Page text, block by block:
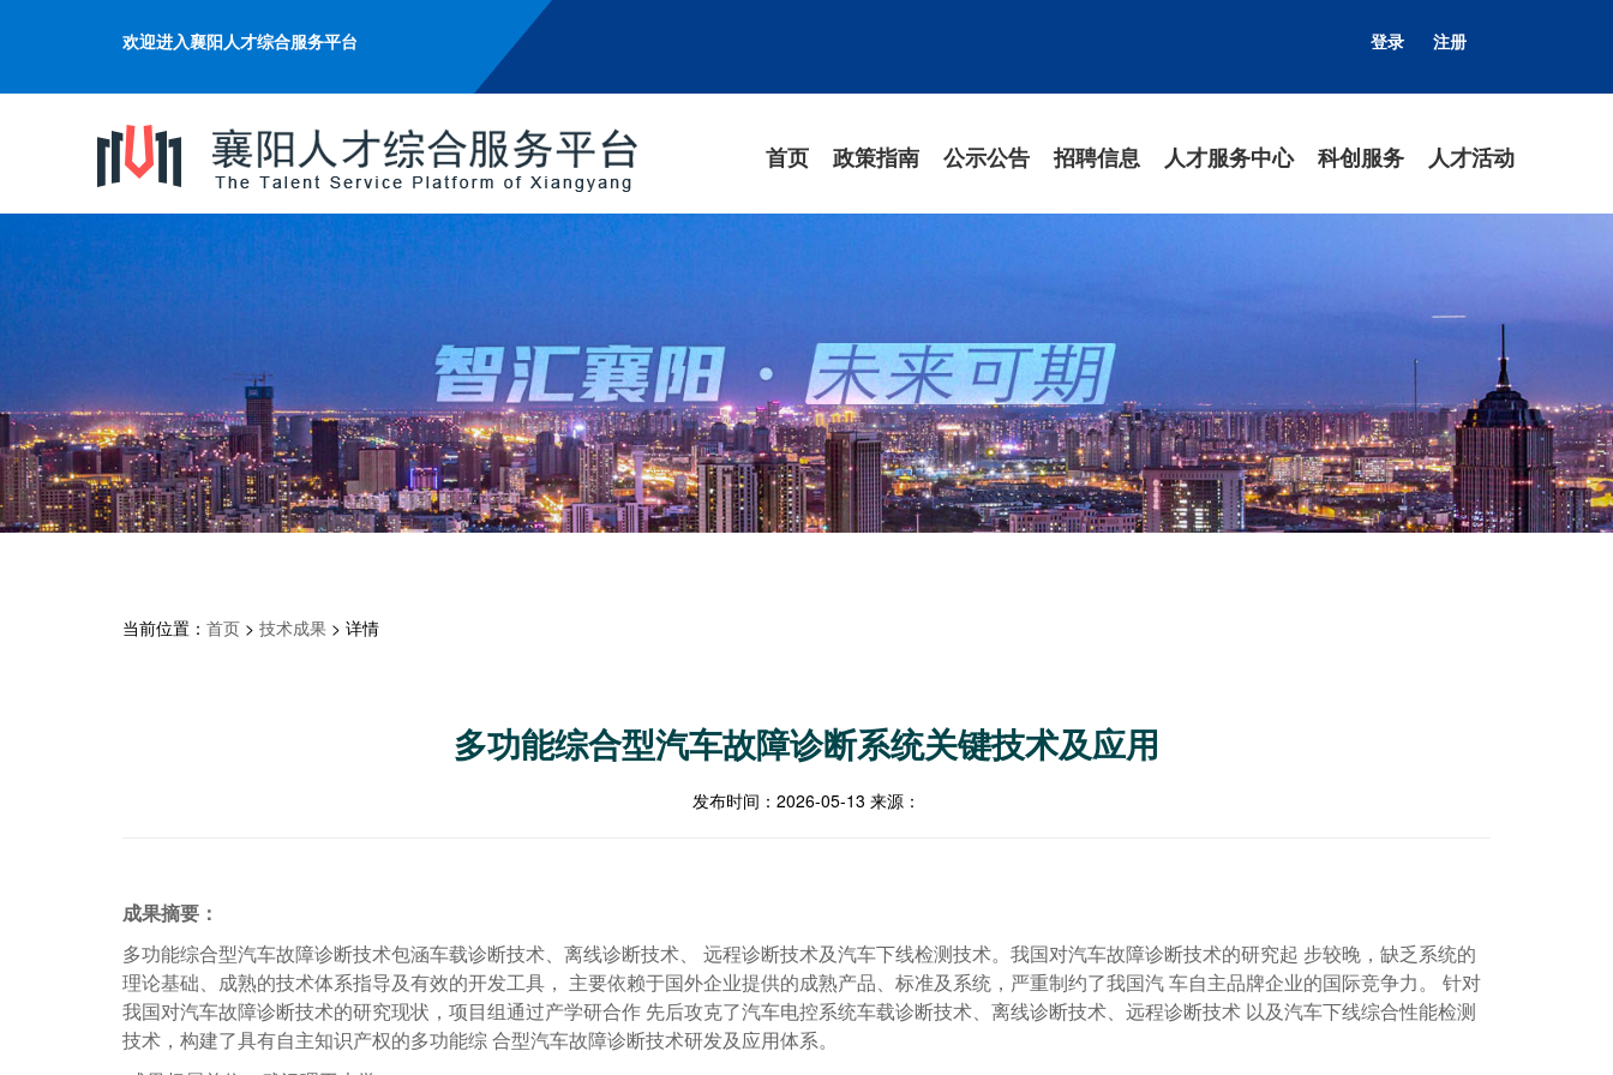
欢迎进入襄阳人才综合服务平台 登录 注册
首页 政策指南 公示公告 招聘信息 人才服务中心 科创服务 人才活动
当前位置： 首页 > 技术成果 > 详情
多功能综合型汽车故障诊断系统关键技术及应用
发布时间： 2026-05-13 来源：
成果摘要：
多功能综合型汽车故障诊断技术包涵车载诊断技术、离线诊断技术、 远程诊断技术及汽车下线检测技术。我国对汽车故障诊断技术的研究起 步较晚，缺乏系统的
理论基础、成熟的技术体系指导及有效的开发工具， 主要依赖于国外企业提供的成熟产品、标准及系统，严重制约了我国汽 车自主品牌企业的国际竞争力。 针对
我国对汽车故障诊断技术的研究现状，项目组通过产学研合作 先后攻克了汽车电控系统车载诊断技术、离线诊断技术、远程诊断技术 以及汽车下线综合性能检测
技术，构建了具有自主知识产权的多功能综 合型汽车故障诊断技术研发及应用体系。